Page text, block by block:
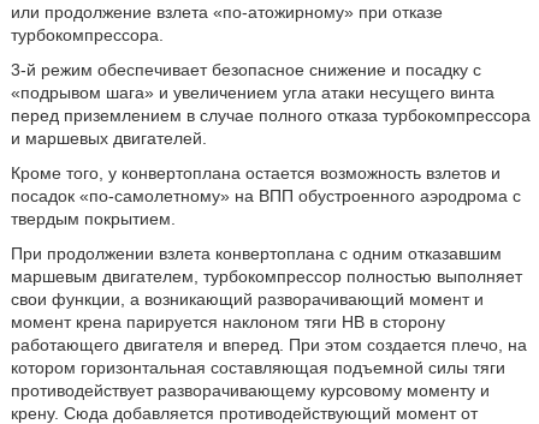
или продолжение взлета «по-атожирному» при отказе
турбокомпрессора.
3-й режим обеспечивает безопасное снижение и посадку с
«подрывом шага» и увеличением угла атаки несущего винта
перед приземлением в случае полного отказа турбокомпрессора
и маршевых двигателей.
Кроме того, у конвертоплана остается возможность взлетов и
посадок «по-самолетному» на ВПП обустроенного аэродрома с
твердым покрытием.
При продолжении взлета конвертоплана с одним отказавшим
маршевым двигателем, турбокомпрессор полностью выполняет
свои функции, а возникающий разворачивающий момент и
момент крена парируется наклоном тяги НВ в сторону
работающего двигателя и вперед. При этом создается плечо, на
котором горизонтальная составляющая подъемной силы тяги
противодействует разворачивающему курсовому моменту и
крену. Сюда добавляется противодействующий момент от